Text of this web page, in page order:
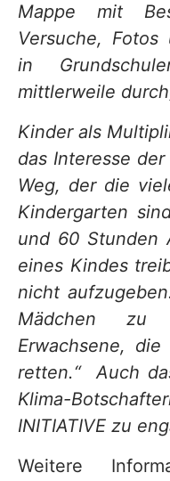
Mappe mit
Versuche,
in
mittlerweile
Kinder als
das Interesse
Weg, der die
Kindergarten
und 60 Stunden
eines Kindes
nicht
Mädchen zu
Erwachsene,
retten.“ Auch
Klima-
INITIATIVE zu
Weitere